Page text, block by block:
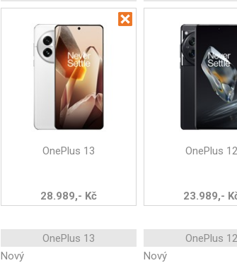
OnePlus 13
28.989,- Kč
OnePlus 12
23.989,-
OnePlus 13
OnePlus 12
Nový
Nový